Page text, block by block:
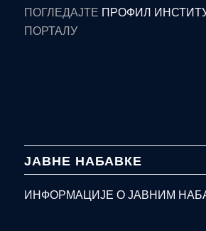
ПОГЛЕДАЈТЕ ПРОФИЛ
ПОРТАЛУ
ЈАВНЕ НАБАВКЕ
ИНФОРМАЦИЈЕ О ЈАВНИМ